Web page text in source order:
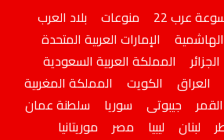
عرب 22 منوعات
بلاد العرب
الإمارات العربية المتحدة
الجزائر
المملكة العربية السعودية
العراق الكويت
المملكة المغربية
جيبوتى سوريا
سلطنة عمان
لبنان ليبيا مصر موريتانيا